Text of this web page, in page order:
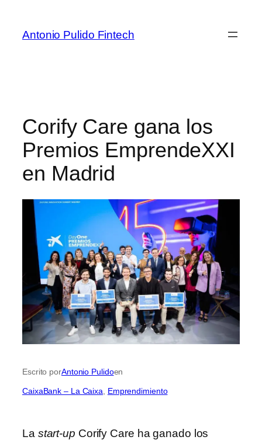
Antonio Pulido Fintech
Corify Care gana los
Premios EmprendeXXI
en Madrid
Escrito porAntonio Pulidoen
CaixaBank – La Caixa Emprendimiento
La start-up Corify Care ha ganado los